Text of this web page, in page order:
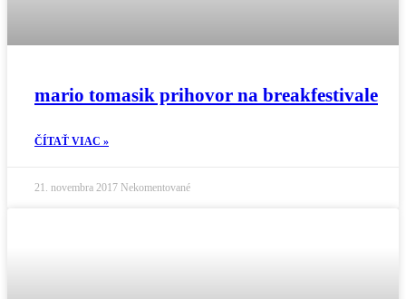
mario tomasik prihovor na breakfestivale
ČÍTAŤ VIAC »
21. novembra 2017 Nekomentované